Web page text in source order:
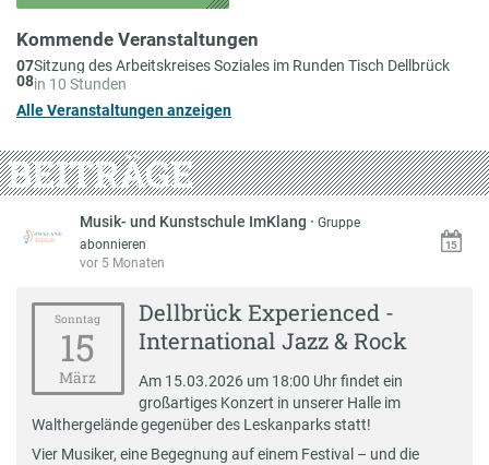
Kommende Veranstaltungen
Am
07
08
Sitzung des Arbeitskreises Soziales im Runden Tisch Dellbrück
in 10 Stunden
Alle Veranstaltungen anzeigen
BEITRÄGE
Musik- und Kunstschule ImKlang ·Gruppe
abonnieren
vor 5 Monaten
Sonntag
15
März
Dellbrück Experienced -
International Jazz & Rock
Am 15.03.2026 um 18:00 Uhr findet ein
großartiges Konzert in unserer Halle im
Walthergelände gegenüber des Leskanparks statt!
Vier Musiker, eine Begegnung auf einem Festival – und die